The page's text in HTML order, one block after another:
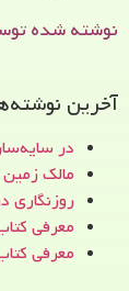
نوشته شده
آخرین
در
مالک
روزنگاری
معرفی
معرفی